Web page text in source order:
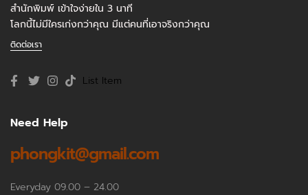
สำนักพิมพ์ เข้าใจง่ายใน 3 นาที
โลกนี้ไม่มีใครเก่งกว่าคุณ มีแต่คนที่เอาจริงกว่าคุณ
ติดต่อเรา
List Item
Need Help
phongkit@gmail.com
Everyday 09.00 – 24.00